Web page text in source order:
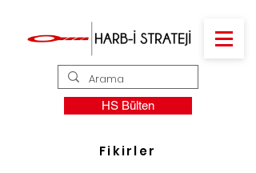
HS Bülten
Fikirler